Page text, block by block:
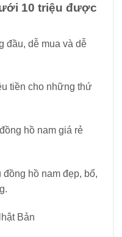
10 triệu được
đầu, dễ mua và dễ
tiền cho những thứ
hồ nam giá rẻ
hồ nam đẹp, bổ,
Bản